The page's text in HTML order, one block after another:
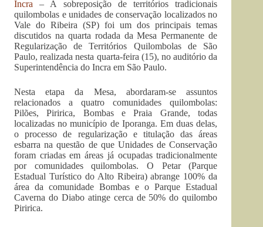
Incra– A sobreposição de territórios tradicionais
quilombolas e unidades de conservação localizados no
Vale do Ribeira (SP) foi um dos principais temas
discutidos na quarta rodada da Mesa Permanente de
Regularização de Territórios Quilombolas de São
Paulo, realizada nesta quarta-feira (15), no auditório da
Superintendência do Incra em São Paulo.
Nesta etapa da Mesa, abordaram-se assuntos
relacionados a quatro comunidades quilombolas:
Pilões, Piririca, Bombas e Praia Grande, todas
localizadas no município de Iporanga. Em duas delas,
o processo de regularização e titulação das áreas
esbarra na questão de que Unidades de Conservação
foram criadas em áreas já ocupadas tradicionalmente
por comunidades quilombolas. O Petar (Parque
Estadual Turístico do Alto Ribeira) abrange 100% da
área da comunidade Bombas e o Parque Estadual
Caverna do Diabo atinge cerca de 50% do quilombo
Piririca.